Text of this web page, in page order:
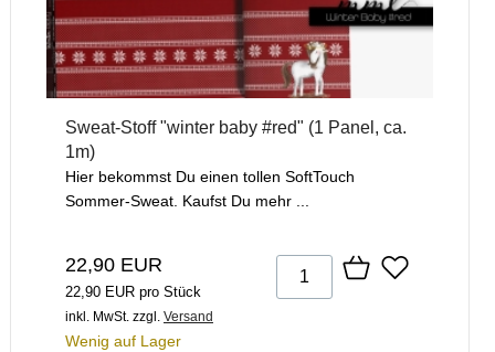
Sweat-Stoff "winter baby #red" (1 Panel, ca.
1m)
Hier bekommst Du einen tollen SoftTouch
Sommer-Sweat. Kaufst Du mehr ...
22,90 EUR
22,90 EUR pro Stück
inkl. MwSt. zzgl. Versand
Wenig auf Lager